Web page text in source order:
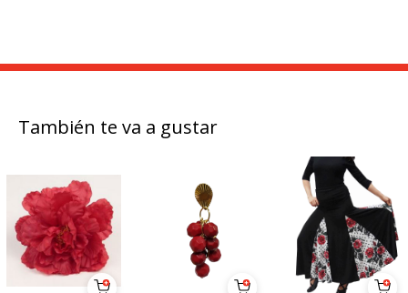
También te va a gustar